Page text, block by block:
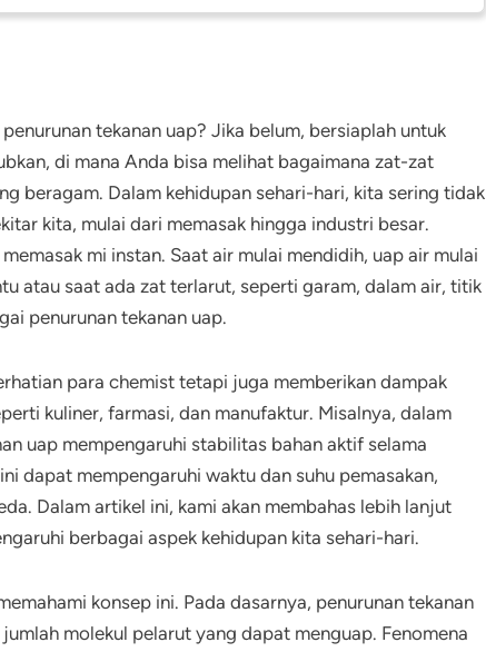
tekanan uap? Jika belum, bersiaplah untuk
di mana Anda bisa melihat bagaimana zat-zat
beragam. Dalam kehidupan sehari-hari, kita sering tidak
kita, mulai dari memasak hingga industri besar.
mi instan. Saat air mulai mendidih, uap air mulai
atau saat ada zat terlarut, seperti garam, dalam air, titik
penurunan tekanan uap.
para chemist tetapi juga memberikan dampak
kuliner, farmasi, dan manufaktur. Misalnya, dalam
uap mempengaruhi stabilitas bahan aktif selama
dapat mempengaruhi waktu dan suhu pemasakan,
Dalam artikel ini, kami akan membahas lebih lanjut
berbagai aspek kehidupan kita sehari-hari.
konsep ini. Pada dasarnya, penurunan tekanan
molekul pelarut yang dapat menguap. Fenomena